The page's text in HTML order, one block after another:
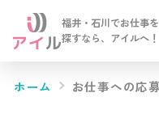
福井・石川でお仕事を
探すなら、 アイルへ！
ホーム お仕事への応